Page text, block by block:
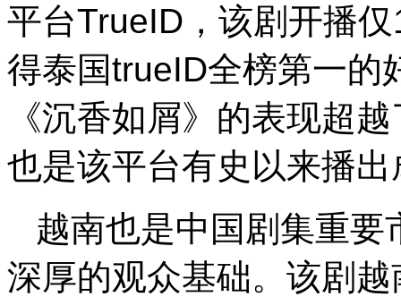
平台TrueID，该剧开播
得泰国trueID全榜第一的
《沉香如屑》的表现超
也是该平台有史以来播
越南也是中国剧集重
深厚的观众基础。该剧